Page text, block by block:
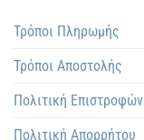
Τρόποι Πληρωμής
Τρόποι Αποστολής
Πολιτική Επιστροφών
Πολιτική Απορρήτου